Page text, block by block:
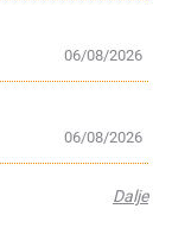
06/08/2026
06/08/2026
Dalje